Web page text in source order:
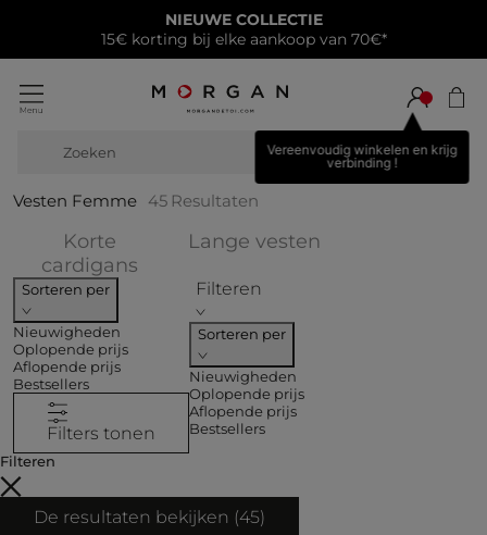
NIEUWE COLLECTIE
15€ korting bij elke aankoop van 70€*
Vereenvoudig winkelen en krijg
verbinding !
Zoeken
Vesten Femme 45 Resultaten
Korte
cardigans
Lange vestenVerfijnen op
Sorteren per
Nieuwigheden
Oplopende prijs
Aflopende prijs
Bestsellers
Filters tonen
Filteren
Sorteren per
Nieuwigheden
Oplopende prijs
Aflopende prijs
Bestsellers
Filteren
De resultaten bekijken (45)